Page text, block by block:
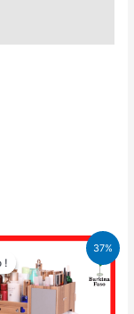
37%
!!
Le
prix
initial
était :
13.450 CFA.
Le
actuel
est :
8.500 CFA.